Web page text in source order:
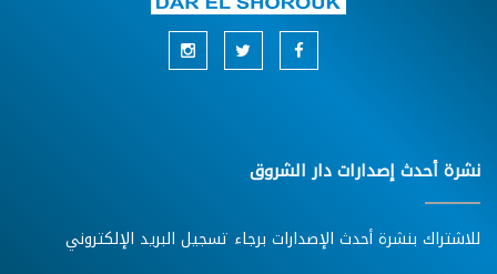
نشرة أحدث إصدارات دار الشروق
للاشتراك بنشرة أحدث الإصدارات برجاء تسجيل البريد الإلكتروني